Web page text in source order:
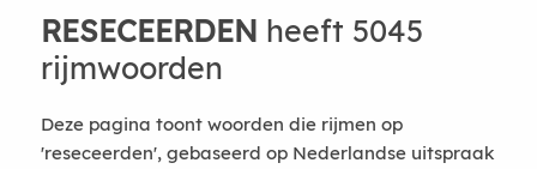
RESECEERDEN heeft 5045
rijmwoorden
Deze pagina toont woorden die rijmen op
'reseceerden', gebaseerd op Nederlandse uitspraak